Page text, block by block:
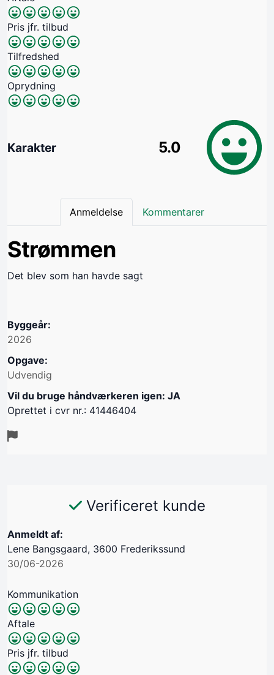
Pris jfr. tilbud
Tilfredshed
Oprydning
Karakter 5.0
Anmeldelse Kommentarer
Strømmen
Det blev som han havde sagt
Byggeår:
2026
Opgave:
Udvendig
Vil du bruge håndværkeren igen: JA
Oprettet i cvr nr.: 41446404
Verificeret kunde
Anmeldt af:
Lene Bangsgaard, 3600 Frederikssund
30/06-2026
Kommunikation
Aftale
Pris jfr. tilbud